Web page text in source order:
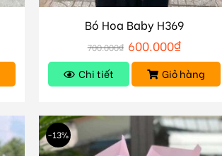
Bó Hoa Baby H369
700.000₫ 600.000₫
Chi tiết Giỏ hàng
-13%